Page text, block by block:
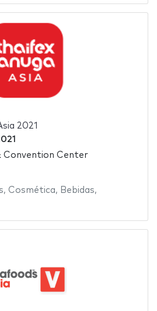
2021
Convention Center
, Cosmética, Bebidas,